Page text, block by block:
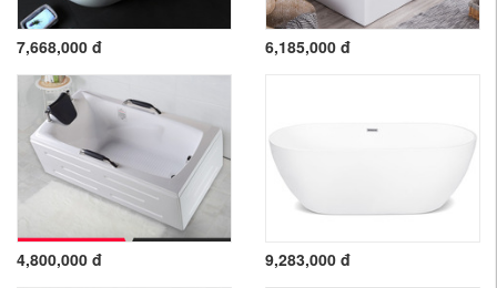
7,668,000 đ 6,185,000 đ
4,800,000 đ 9,283,000 đ